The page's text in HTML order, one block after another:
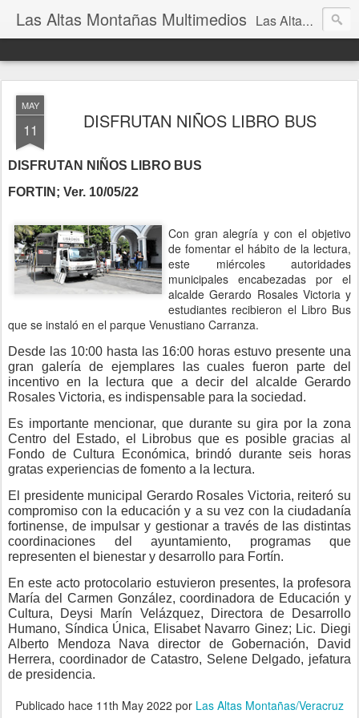
Las Altas Montañas Multimedios Las Altas Montañas Multimedios
MAY
11 DISFRUTAN NIÑOS LIBRO BUS
DISFRUTAN NIÑOS LIBRO BUS
FORTIN; Ver. 10/05/22
Con gran alegría y con el objetivo
de fomentar el hábito de la lectura,
este miércoles autoridades
municipales encabezadas por el
alcalde Gerardo Rosales Victoria y
estudiantes recibieron el Libro Bus
que se instaló en el parque Venustiano Carranza.
Desde las 10:00 hasta las 16:00 horas estuvo presente una
gran galería de ejemplares las cuales fueron parte del
incentivo en la lectura que a decir del alcalde Gerardo
Rosales Victoria, es indispensable para la sociedad.
Es importante mencionar, que durante su gira por la zona
Centro del Estado, el Librobus que es posible gracias al
Fondo de Cultura Económica, brindó durante seis horas
gratas experiencias de fomento a la lectura.
El presidente municipal Gerardo Rosales Victoria, reiteró su
compromiso con la educación y a su vez con la ciudadanía
fortinense, de impulsar y gestionar a través de las distintas
coordinaciones del ayuntamiento, programas que
representen el bienestar y desarrollo para Fortín.
En este acto protocolario estuvieron presentes, la profesora
María del Carmen González, coordinadora de Educación y
Cultura, Deysi Marín Velázquez, Directora de Desarrollo
Humano, Síndica Única, Elisabet Navarro Ginez; Lic. Diegi
Alberto Mendoza Nava director de Gobernación, David
Herrera, coordinador de Catastro, Selene Delgado, jefatura
de presidencia.
Publicado hace 11th May 2022 por Las Altas Montañas/Veracruz